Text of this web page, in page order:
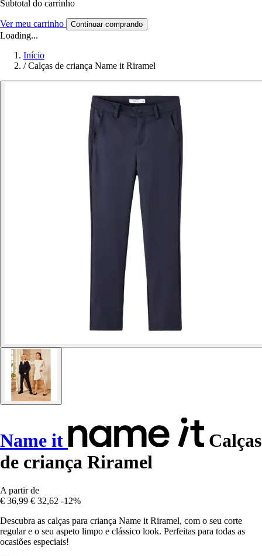
Subtotal do carrinho
Ver meu carrinho Continuar comprando
Loading...
Início
/ Calças de criança Name it Riramel
Name it
Calças
de criança Riramel
A partir de
€ 36,99 € 32,62 -12%
Descubra as calças para criança Name it Riramel, com o seu corte
regular e o seu aspeto limpo e clássico look. Perfeitas para todas as
ocasiões especiais!